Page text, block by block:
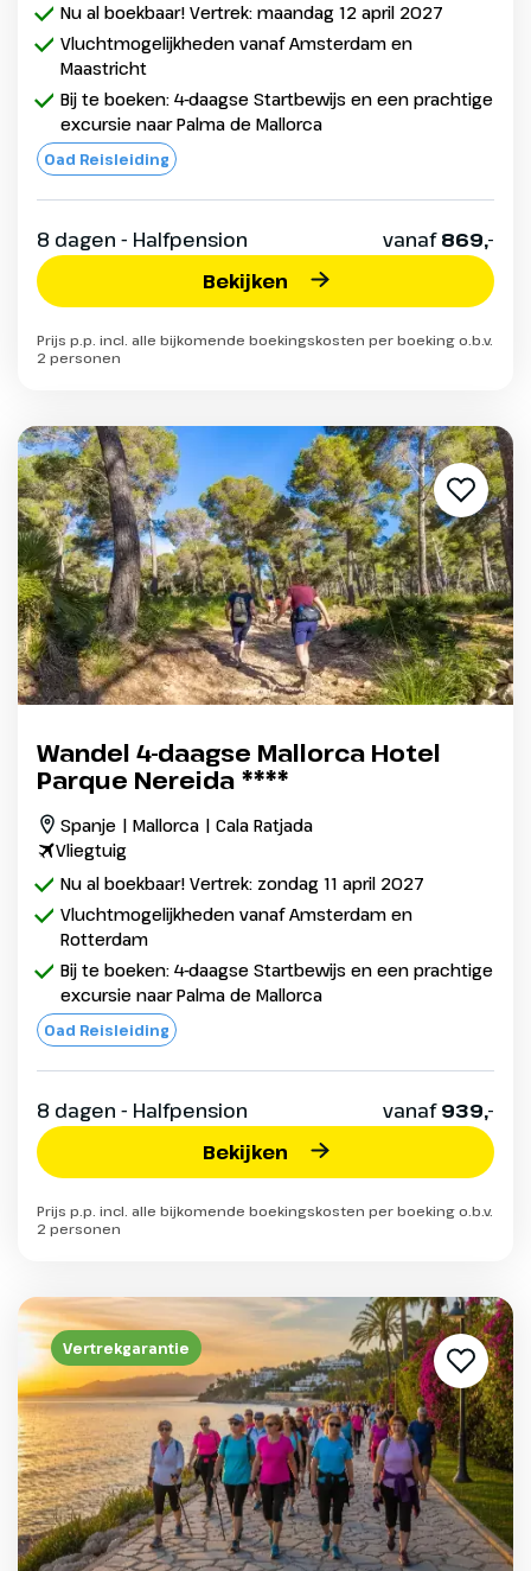
Nu al boekbaar! Vertrek: maandag 12 april 2027
Vluchtmogelijkheden vanaf Amsterdam en
Maastricht
Bij te boeken: 4-daagse Startbewijs en een prachtige
excursie naar Palma de Mallorca
Oad Reisleiding
8 dagen - Halfpension vanaf869,-
Bekijken
Prijs p.p. incl. alle bijkomende boekingskosten per boeking o.b.v.
2 personen
Wandel 4-daagse Mallorca Hotel
Parque Nereida ****
Spanje | Mallorca | Cala Ratjada
Vliegtuig
Nu al boekbaar! Vertrek: zondag 11 april 2027
Vluchtmogelijkheden vanaf Amsterdam en
Rotterdam
Bij te boeken: 4-daagse Startbewijs en een prachtige
excursie naar Palma de Mallorca
Oad Reisleiding
8 dagen - Halfpension vanaf939,-
Bekijken
Prijs p.p. incl. alle bijkomende boekingskosten per boeking o.b.v.
2 personen
Vertrekgarantie